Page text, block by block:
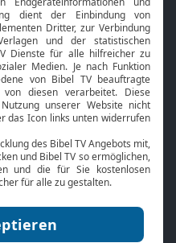
HbbTV
Bibelthek Online-Bibel
Nächster Gottesdienst
Service
Kontakt
TV-Empfang